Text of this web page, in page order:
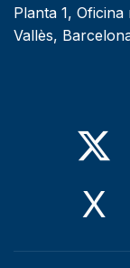
Planta 1,
Vallès,
X